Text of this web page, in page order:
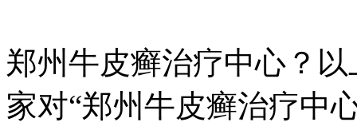
郑州牛皮癣治疗中心？以
家对“郑州牛皮癣治疗中